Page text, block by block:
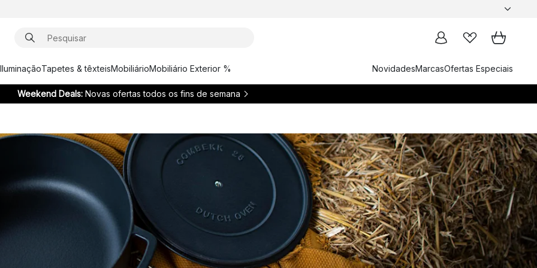
IluminaçãoTapetes & têxteisMobiliárioMobiliário Exterior % NovidadesMarcasOfertas Especiais
Weekend Deals: Novas ofertas todos os fins de semana